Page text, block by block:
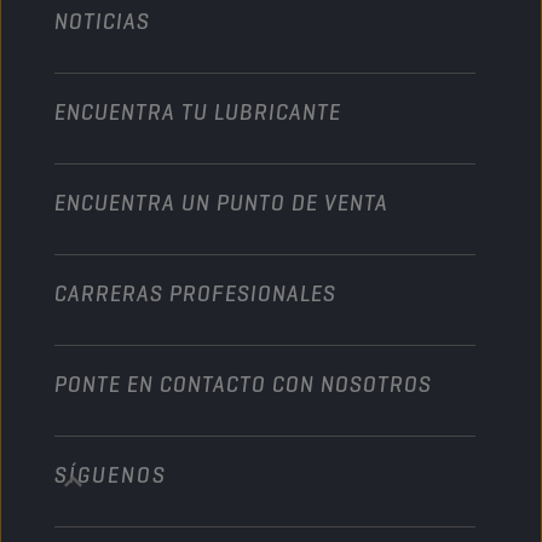
Motocicleta y vehículo todoterreno
Industria
Naútica
Colaboraciones en deportes de motor
Automóvil
Motocicleta
Servicio pesado
NOTICIAS
ENCUENTRA TU LUBRICANTE
ENCUENTRA UN PUNTO DE VENTA
CARRERAS PROFESIONALES
PONTE EN CONTACTO CON NOSOTROS
info@championlubes.com
+32 3 870 00 20
SÍGUENOS